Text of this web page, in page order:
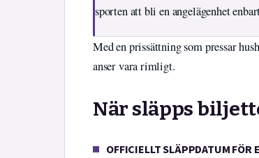
sporten att bli en angelägenhet
Med en prissättning som pressar
anser vara rimligt.
När släpps
OFFICIELLT SLÄPPDATUM